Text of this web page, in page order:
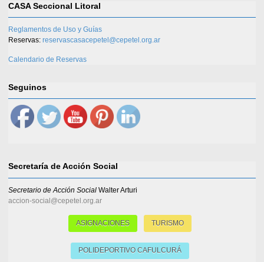
CASA Seccional Litoral
Reglamentos de Uso y Guías
Reservas: reservascasacepetel@cepetel.org.ar
Calendario de Reservas
Seguinos
Secretaría de Acción Social
Secretario de Acción Social Walter Arturi
accion-social@cepetel.org.ar
ASIGNACIONES TURISMO
POLIDEPORTIVO CAFULCURÁ